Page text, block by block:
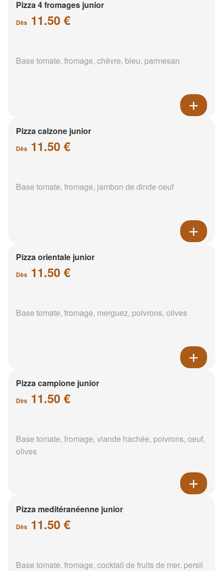
Pizza 4 fromages junior
Dès 11.50 €
Base tomate, fromage, chèvre, bleu, parmesan
Pizza calzone junior
Dès 11.50 €
Base tomate, fromage, jambon de dinde oeuf
Pizza orientale junior
Dès 11.50 €
Base tomate, fromage, merguez, poivrons, olives
Pizza campione junior
Dès 11.50 €
Base tomate, fromage, viande hachée, poivrons, oeuf,
olives
Pizza meditéranéenne junior
Dès 11.50 €
Base tomate, fromage, cocktail de fruits de mer, persil